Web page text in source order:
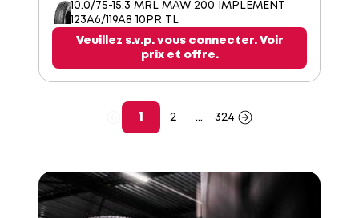
10.0/75-15.3 MRL MAW 200 IMPLEMENT
123A6/119A8 10PR TL
Veuillez s.v.p. vous connecter. Voir
prix et offre.
1 2 ... 324